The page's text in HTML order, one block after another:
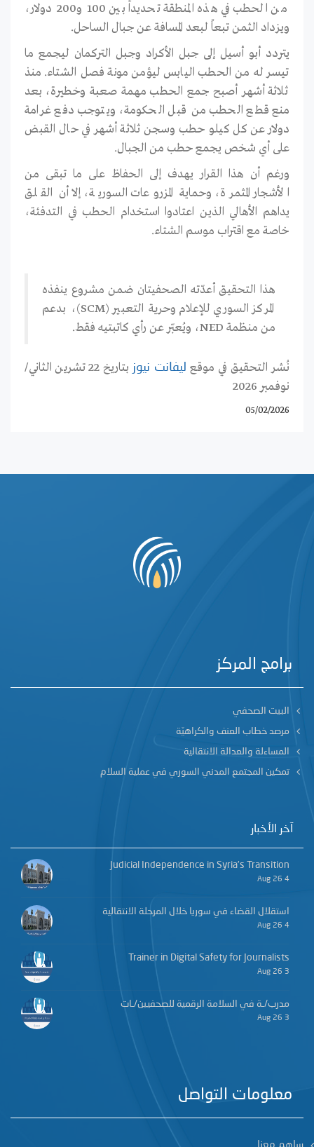
من الحطب في هذه المنطقة تحديداً بين 100 و200 دولار،
ويزداد الثمن تبعاً لبعد المسافة عن جبال الساحل.
يتردد أبو أسيل إلى جبل الأكراد وجبل التركمان ليجمع ما
تيسر له من الحطب اليابس ليؤمن مونة فصل الشتاء. منذ
ثلاثة أشهر أصبح جمع الحطب مهمة صعبة وخطيرة، بعد
منع قطع الحطب من قبل الحكومة، ويتوجب دفع غرامة
دولار عن كل كيلو حطب وسجن ثلاثة أشهر في حال القبض
على أي شخص يجمع حطب من الجبال.
ورغم أن هذا القرار يهدف إلى الحفاظ على ما تبقى من
الأشجار المثمرة، وحماية المزروعات السورية، إلا أن القلق
يداهم الأهالي الذين اعتادوا استخدام الحطب في التدفئة،
خاصة مع اقتراب موسم الشتاء.
هذا التحقيق أعدّته الصحفيتان ضمن مشروع ينفذه
المركز السوري للإعلام وحرية التعبير (SCM)، بدعم
من منظمة NED، ويُعبّر عن رأي كاتبتيه فقط.
نُشر التحقيق في موقع ليفانت نيوز
بتاريخ 22 تشرين الثاني/
نوفمبر 2026
05/02/2026
برامج المركز
البيت الصحفي
مرصد خطاب العنف والكراهيّة
المساءلة والعدالة الانتقالية
تمكين المجتمع المدني السوري في عملية السلام
آخر الأخبار
Judicial Independence in Syria’s Transition
4 Aug 26
استقلال القضاء في سوريا خلال المرحلة الانتقالية
4 Aug 26
Trainer in Digital Safety for Journalists
3 Aug 26
مدرب/ـة في السلامة الرقمية للصحفيين/ـات
3 Aug 26
معلومات التواصل